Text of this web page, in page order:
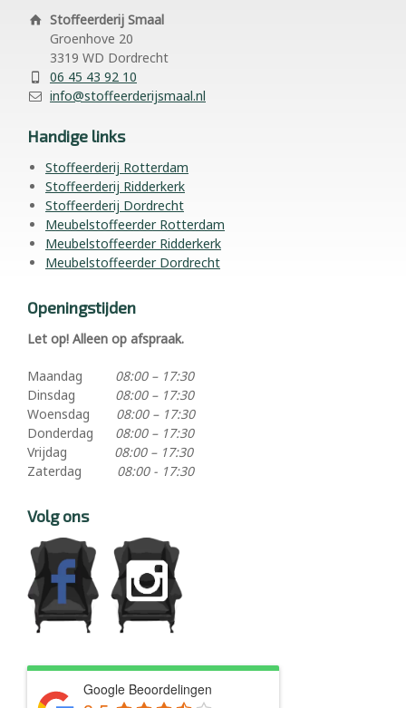
Stoffeerderij Smaal
Groenhove 20
3319 WD Dordrecht
06 45 43 92 10
info@stoffeerderijsmaal.nl
Handige links
Stoffeerderij Rotterdam
Stoffeerderij Ridderkerk
Stoffeerderij Dordrecht
Meubelstoffeerder Rotterdam
Meubelstoffeerder Ridderkerk
Meubelstoffeerder Dordrecht
Openingstijden
Let op! Alleen op afspraak.
Maandag
08:00 – 17:30
Dinsdag
08:00 – 17:30
Woensdag
08:00 – 17:30
Donderdag
08:00 – 17:30
Vrijdag
08:00 – 17:30
Zaterdag
08:00 - 17:30
Volg ons
Google Beoordelingen